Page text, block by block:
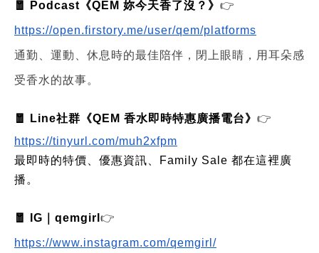
🧧 Podcast《QEM 妳今天香了沒？》 👉
https://open.firstory.me/user/qem/platforms
通勤、運動、休息時的最佳陪伴，閉上眼睛，用耳朵感
受香水的故事。
🧧 Line社群《QEM 香水即時特惠廣播電台》 👉
https://tinyurl.com/muh2xfpm
最即時的特價、優惠資訊、Family Sale 都在這裡廣
播。
🧧 IG｜qemgirl 👉
https://www.instagram.com/qemgirl/